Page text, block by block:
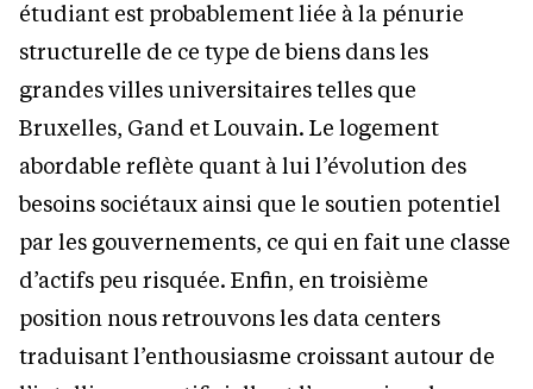
étudiant est probablement liée à la pénurie
structurelle de ce type de biens dans les
grandes villes universitaires telles que
Bruxelles, Gand et Louvain. Le logement
abordable reflète quant à lui l’évolution des
besoins sociétaux ainsi que le soutien potentiel
par les gouvernements, ce qui en fait une classe
d’actifs peu risquée. Enfin, en troisième
position nous retrouvons les data centers
traduisant l’enthousiasme croissant autour de